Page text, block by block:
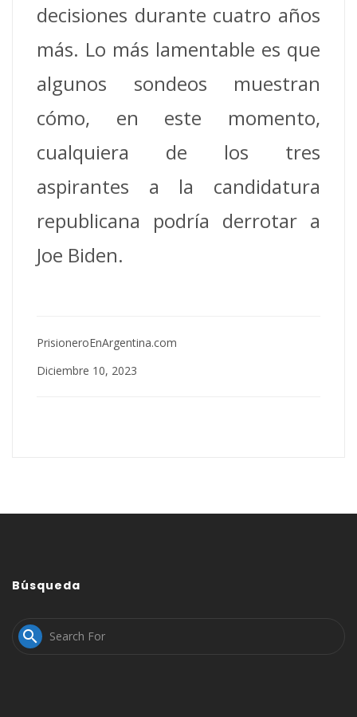
decisiones durante cuatro años
más. Lo más lamentable es que
algunos sondeos muestran
cómo, en este momento,
cualquiera de los tres
aspirantes a la candidatura
republicana podría derrotar a
Joe Biden.
PrisioneroEnArgentina.com
Diciembre 10, 2023
Búsqueda
